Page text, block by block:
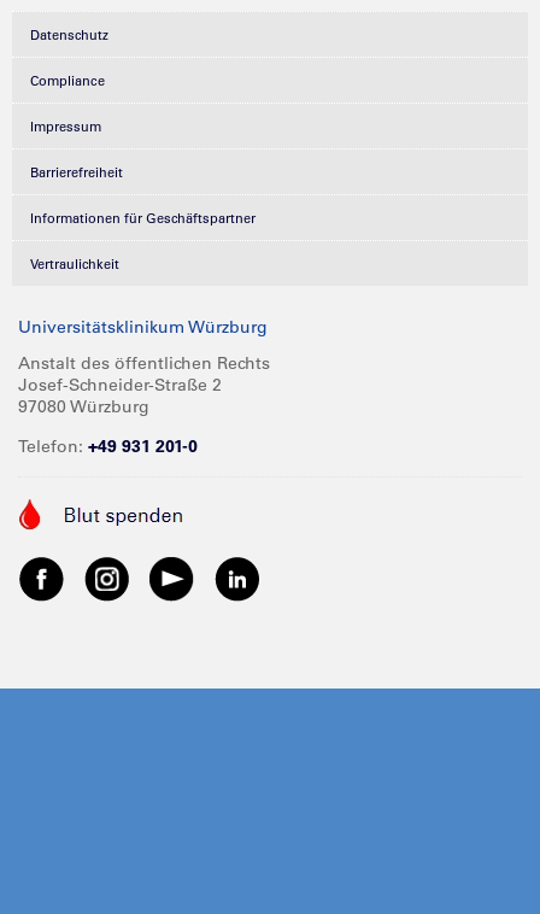
Datenschutz
Compliance
Impressum
Barrierefreiheit
Informationen für Geschäftspartner
Vertraulichkeit
Universitätsklinikum Würzburg
Anstalt des öffentlichen Rechts
Josef-Schneider-Straße 2
97080 Würzburg
Telefon: +49 931 201-0